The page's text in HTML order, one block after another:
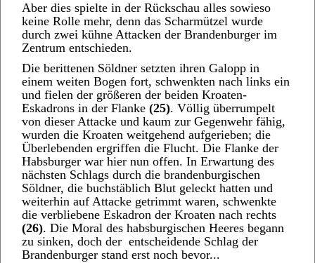
Aber dies spielte in der Rückschau alles sowieso
keine Rolle mehr, denn das Scharmützel wurde
durch zwei kühne Attacken der Brandenburger im
Zentrum entschieden.
Die berittenen Söldner setzten ihren Galopp in
einem weiten Bogen fort, schwenkten nach links ein
und fielen der größeren der beiden Kroaten-
Eskadrons in der Flanke (25). Völlig überrumpelt
von dieser Attacke und kaum zur Gegenwehr fähig,
wurden die Kroaten weitgehend aufgerieben; die
Überlebenden ergriffen die Flucht. Die Flanke der
Habsburger war hier nun offen. In Erwartung des
nächsten Schlags durch die brandenburgischen
Söldner, die buchstäblich Blut geleckt hatten und
weiterhin auf Attacke getrimmt waren, schwenkte
die verbliebene Eskadron der Kroaten nach rechts
(26). Die Moral des habsburgischen Heeres begann
zu sinken, doch der entscheidende Schlag der
Brandenburger stand erst noch bevor...